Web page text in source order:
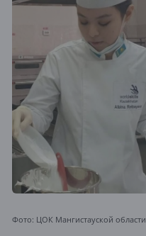
Фото: ЦОК Мангистауской области